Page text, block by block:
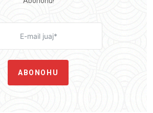
ABONOHU